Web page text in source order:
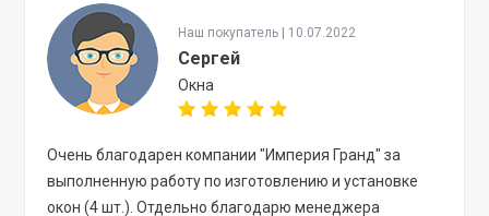
Наш покупатель | 10.07.2022
Сергей
Окна
Очень благодарен компании "Империя Гранд" за
выполненную работу по изготовлению и установке
окон (4 шт.). Отдельно благодарю менеджера